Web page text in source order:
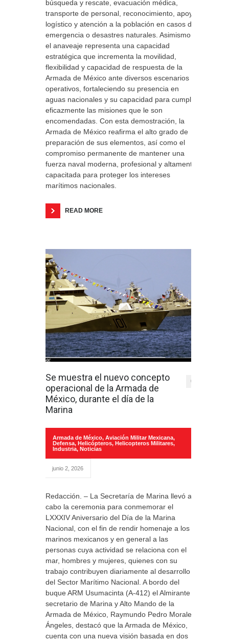
búsqueda y rescate, evacuación médica,
transporte de personal, reconocimiento, apoyo
logístico y atención a la población en casos de
emergencia o desastres naturales. Asimismo,
el anaveaje representa una capacidad
estratégica que incrementa la movilidad,
flexibilidad y capacidad de respuesta de la
Armada de México ante diversos escenarios
operativos, fortaleciendo su presencia en
aguas nacionales y su capacidad para cumplir
eficazmente las misiones que le son
encomendadas. Con esta demostración, la
Armada de México reafirma el alto grado de
preparación de sus elementos, así como el
compromiso permanente de mantener una
fuerza naval moderna, profesional y altamente
capacitada para proteger los intereses
marítimos nacionales.
READ MORE
Se muestra el nuevo concepto
operacional de la Armada de
México, durante el día de la
Marina
0
Armada de México, Aviación Militar Mexicana,
Defensa, Helicópteros, Helicopteros Militares,
Industria, Noticias
junio 2, 2026
Redacción. – La Secretaría de Marina llevó a
cabo la ceremonia para conmemorar el
LXXXIV Aniversario del Día de la Marina
Nacional, con el fin de rendir homenaje a los
marinos mexicanos y en general a las
personas cuya actividad se relaciona con el
mar, hombres y mujeres, quienes con su
trabajo contribuyen diariamente al desarrollo
del Sector Marítimo Nacional. A bordo del
buque ARM Usumacinta (A-412) el Almirante
secretario de Marina y Alto Mando de la
Armada de México, Raymundo Pedro Morales
Ángeles, destacó que la Armada de México,
cuenta con una nueva visión basada en dos